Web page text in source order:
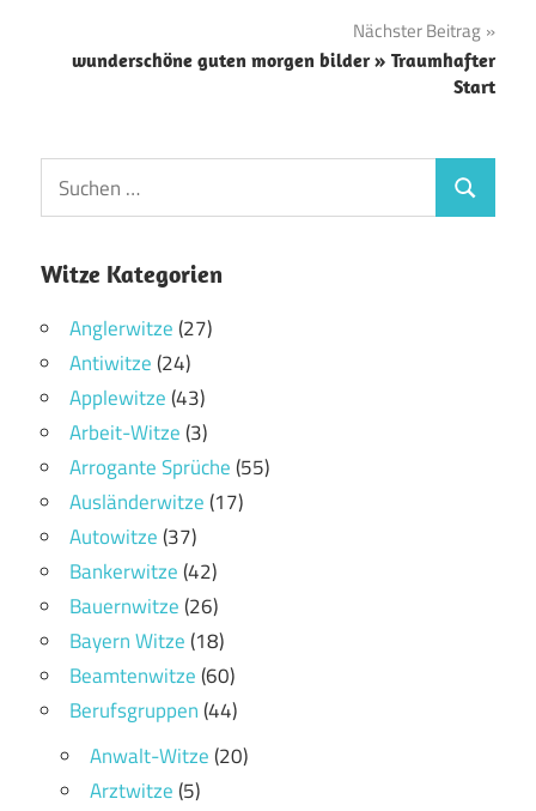
Nächster Beitrag
wunderschöne guten morgen bilder » Traumhafter
Start
Witze Kategorien
Anglerwitze(27)
Antiwitze(24)
Applewitze(43)
Arbeit-Witze(3)
Arrogante Sprüche(55)
Ausländerwitze(17)
Autowitze(37)
Bankerwitze(42)
Bauernwitze(26)
Bayern Witze(18)
Beamtenwitze(60)
Berufsgruppen(44)
Anwalt-Witze(20)
Arztwitze(5)